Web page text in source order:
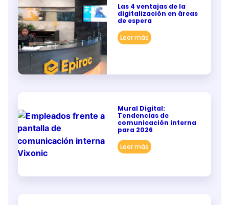
Las 4 ventajas de la
digitalización en áreas
de espera
Leer más
Mural Digital:
Tendencias de
comunicación interna
para 2026
Leer más